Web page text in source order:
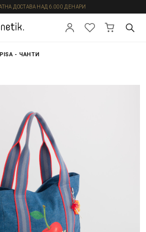
ДОСТАВА НАД 6.000 ДЕНАРИ
- ЧАНТИ